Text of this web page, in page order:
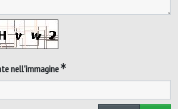
nell'immagine